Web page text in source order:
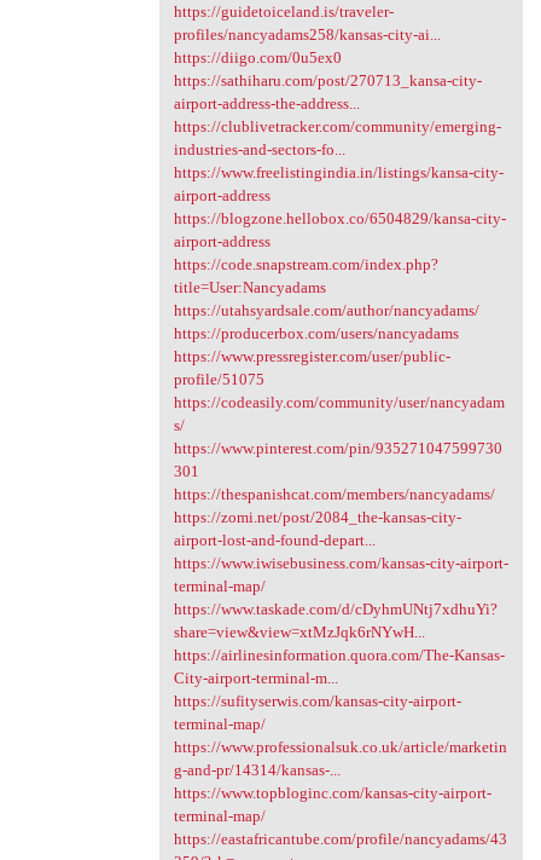
https://guidetoiceland.is/traveler-
profiles/nancyadams258/kansas-city-ai...
https://diigo.com/0u5ex0
https://sathiharu.com/post/270713_kansa-city-
airport-address-the-address...
https://clublivetracker.com/community/emerging-
industries-and-sectors-fo...
https://www.freelistingindia.in/listings/kansa-city-
airport-address
https://blogzone.hellobox.co/6504829/kansa-city-
airport-address
https://code.snapstream.com/index.php?
title=User:Nancyadams
https://utahsyardsale.com/author/nancyadams/
https://producerbox.com/users/nancyadams
https://www.pressregister.com/user/public-
profile/51075
https://codeasily.com/community/user/nancyadam
s/
https://www.pinterest.com/pin/935271047599730
301
https://thespanishcat.com/members/nancyadams/
https://zomi.net/post/2084_the-kansas-city-
airport-lost-and-found-depart...
https://www.iwisebusiness.com/kansas-city-airport-
terminal-map/
https://www.taskade.com/d/cDyhmUNtj7xdhuYi?
share=view&view=xtMzJqk6rNYwH...
https://airlinesinformation.quora.com/The-Kansas-
City-airport-terminal-m...
https://sufityserwis.com/kansas-city-airport-
terminal-map/
https://www.professionalsuk.co.uk/article/marketin
g-and-pr/14314/kansas-...
https://www.topbloginc.com/kansas-city-airport-
terminal-map/
https://eastafricantube.com/profile/nancyadams/43